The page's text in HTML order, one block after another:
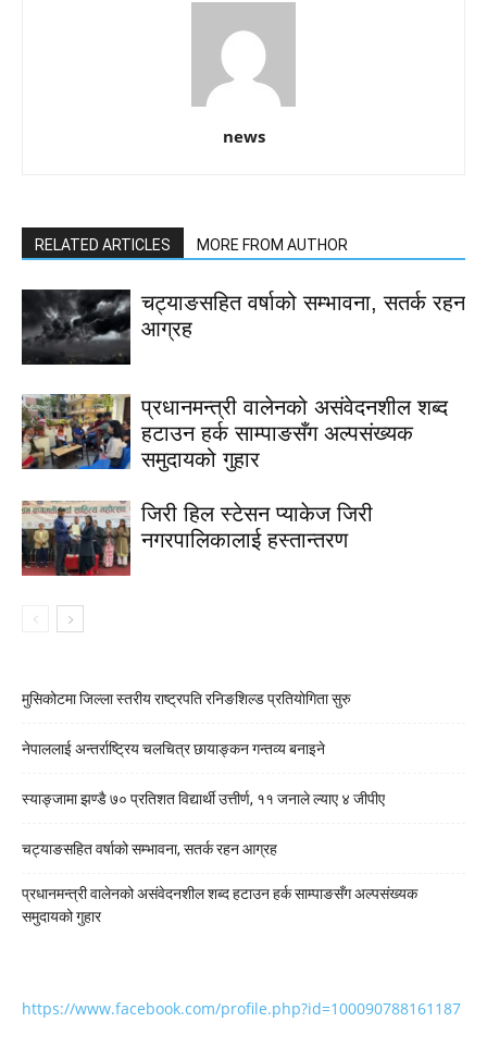
news
RELATED ARTICLES MORE FROM AUTHOR
चट्याङसहित वर्षाको सम्भावना, सतर्क रहन
आग्रह
प्रधानमन्त्री वालेनको असंवेदनशील शब्द
हटाउन हर्क साम्पाङसँग अल्पसंख्यक
समुदायको गुहार
जिरी हिल स्टेसन प्याकेज जिरी
नगरपालिकालाई हस्तान्तरण
मुसिकोटमा जिल्ला स्तरीय राष्ट्रपति रनिङशिल्ड प्रतियोगिता सुरु
नेपाललाई अन्तर्राष्ट्रिय चलचित्र छायाङ्कन गन्तव्य बनाइने
स्याङ्जामा झण्डै ७० प्रतिशत विद्यार्थी उत्तीर्ण, ११ जनाले ल्याए ४ जीपीए
चट्याङसहित वर्षाको सम्भावना, सतर्क रहन आग्रह
प्रधानमन्त्री वालेनको असंवेदनशील शब्द हटाउन हर्क साम्पाङसँग अल्पसंख्यक
समुदायको गुहार
https://www.facebook.com/profile.php?id=100090788161187